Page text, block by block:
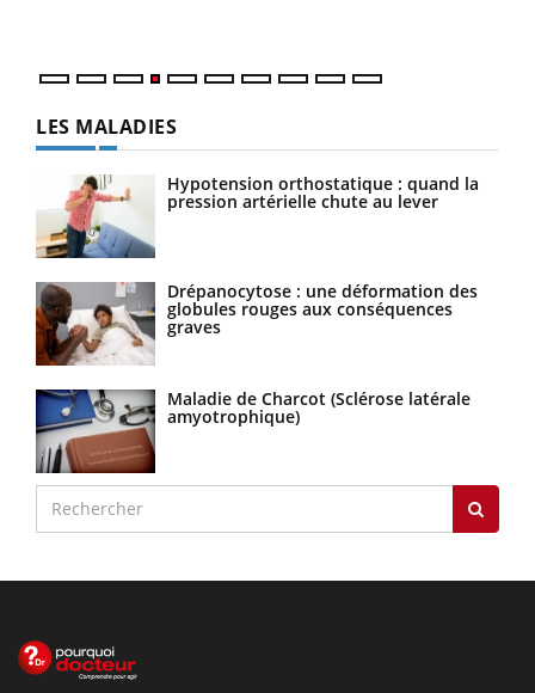
LES MALADIES
Hypotension orthostatique : quand la
pression artérielle chute au lever
Drépanocytose : une déformation des
globules rouges aux conséquences
graves
Maladie de Charcot (Sclérose latérale
amyotrophique)